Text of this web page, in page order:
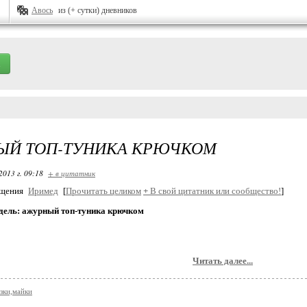
Авось из (+ сутки) дневников
ТОП-ТУНИКА КРЮЧКОМ
г. 09:18 + в цитатник
Иримед [Прочитать целиком + В свой цитатник или сообщество!]
ажурный топ-туника крючком
Читать далее...